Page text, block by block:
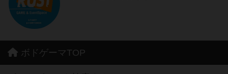
ボドゲーマTOP